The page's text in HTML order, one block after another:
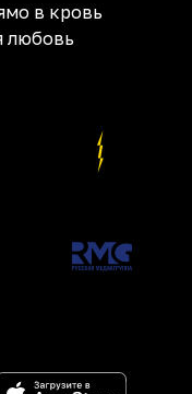
в кровь
любовь